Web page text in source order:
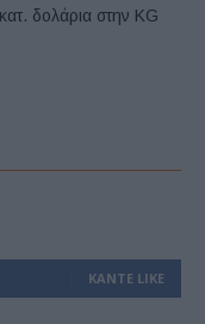
δολάρια στην KG
ΚΆΝΤΕ LIKE